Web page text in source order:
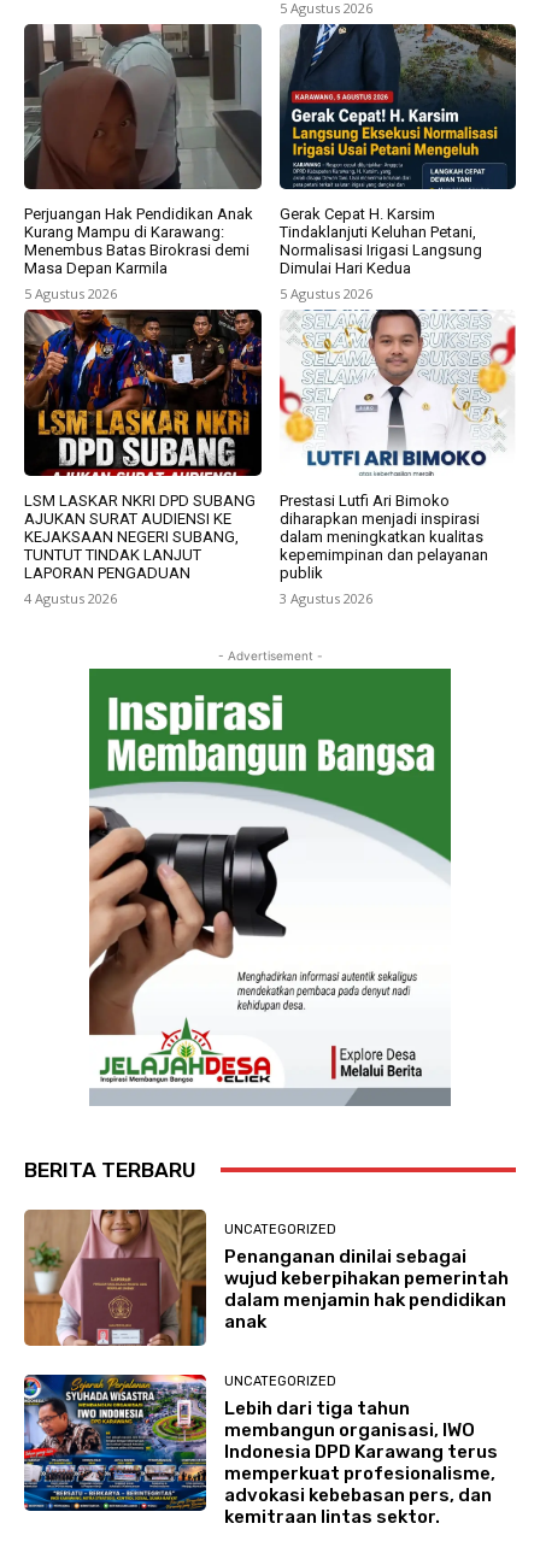
5 Agustus 2026
Perjuangan Hak Pendidikan Anak
Kurang Mampu di Karawang:
Menembus Batas Birokrasi demi
Masa Depan Karmila
5 Agustus 2026
Gerak Cepat H. Karsim
Tindaklanjuti Keluhan Petani,
Normalisasi Irigasi Langsung
Dimulai Hari Kedua
5 Agustus 2026
LSM LASKAR NKRI DPD SUBANG
AJUKAN SURAT AUDIENSI KE
KEJAKSAAN NEGERI SUBANG,
TUNTUT TINDAK LANJUT
LAPORAN PENGADUAN
4 Agustus 2026
Prestasi Lutfi Ari Bimoko
diharapkan menjadi inspirasi
dalam meningkatkan kualitas
kepemimpinan dan pelayanan
publik
3 Agustus 2026
- Advertisement -
BERITA TERBARU
UNCATEGORIZED
Penanganan dinilai sebagai
wujud keberpihakan pemerintah
dalam menjamin hak pendidikan
anak
UNCATEGORIZED
Lebih dari tiga tahun
membangun organisasi, IWO
Indonesia DPD Karawang terus
memperkuat profesionalisme,
advokasi kebebasan pers, dan
kemitraan lintas sektor.